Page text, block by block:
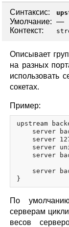
Синтаксис:
Умолчание: —
Контекст:
Описывает
на разных
использовать
сокетах.
Пример:
upstream
server
server
server
server
server
По
серверам
весов